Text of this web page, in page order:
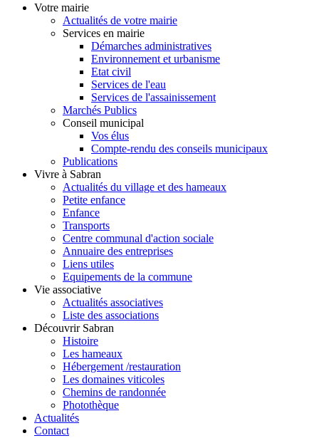
Votre mairie
Actualités de votre mairie
Services en mairie
Démarches administratives
Environnement et urbanisme
Etat civil
Services de l'eau
Services de l'assainissement
Marchés Publics
Conseil municipal
Vos élus
Compte-rendu des conseils municipaux
Publications
Vivre à Sabran
Actualités du village et des hameaux
Petite enfance
Enfance
Transports
Centre communal d'action sociale
Annuaire des entreprises
Liens utiles
Equipements de la commune
Vie associative
Actualités associatives
Liste des associations
Découvrir Sabran
Histoire
Les hameaux
Hébergement /restauration
Les domaines viticoles
Chemins de randonnée
Photothèque
Actualités
Contact